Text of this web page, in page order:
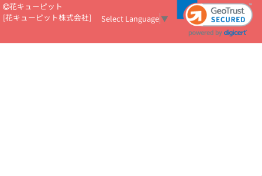
花キューピット
[花キューピット株式会社] Select Language▼